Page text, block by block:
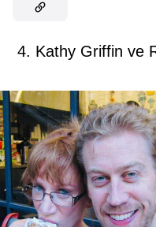
4. Kathy Griffin ve